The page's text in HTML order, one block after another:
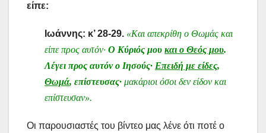
είπε:
Ιωάννης: κ’ 28-29. «Και απεκρίθη ο Θωμάς και
είπε προς αυτόν· Ο Κύριός μου και ο Θεός μου.
Λέγει προς αυτόν ο Ιησούς· Επειδή με είδες,
Θωμά, επίστευσας· μακάριοι όσοι δεν είδον και
επίστευσαν».
Οι παρουσιαστές του βίντεο μας λένε ότι ποτέ ο